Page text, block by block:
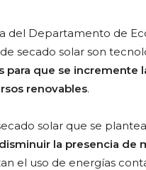
del Departamento de
secado solar son
para que se incremente
renovables.
solar que se
la presencia de
el uso de energías